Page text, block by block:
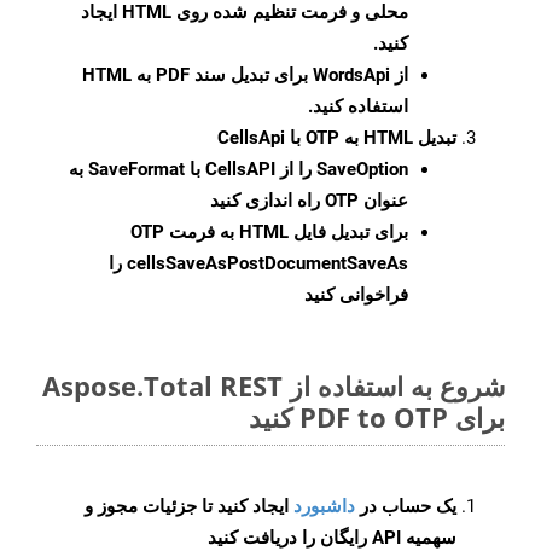
محلی و فرمت تنظیم شده روی HTML ایجاد
کنید.
از WordsApi برای تبدیل سند PDF به HTML
استفاده کنید.
تبدیل HTML به OTP با CellsApi
SaveOption
را از CellsAPI با SaveFormat به
عنوان OTP راه اندازی کنید
برای تبدیل فایل HTML به فرمت
OTP
cellsSaveAsPostDocumentSaveAs را
فراخوانی کنید
شروع به استفاده از Aspose.Total REST
برای PDF to OTP کنید
یک حساب در داشبورد ایجاد کنید تا جزئیات مجوز و
سهمیه API رایگان را دریافت کنید